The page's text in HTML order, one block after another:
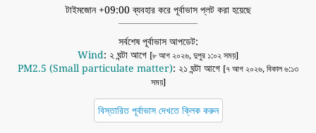
টাইমজোন +09:00 ব্যবহার করে পূর্বাভাস প্লট করা হয়েছে
সর্বশেষ পূর্বাভাস আপডেট:
Wind: ২ ঘন্টা আগে [৮ আগ ২০২৬, দুপুর ১:০২ সময়]
PM2.5 (Small particulate matter): ২১ ঘন্টা আগে [৭ আগ ২০২৬, বিকাল ৬:১৩
সময়]
বিস্তারিত পূর্বাভাস দেখতে ক্লিক করুন